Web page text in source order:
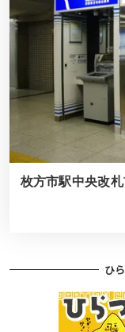
枚方市駅中央改
ひ